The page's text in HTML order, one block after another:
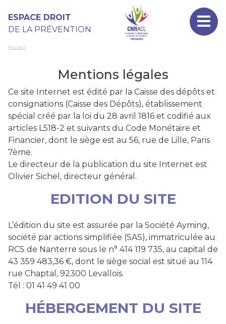
ESPACE DROIT
DE LA PRÉVENTION
Accueil
Mentions légales
Ce site Internet est édité par la Caisse des dépôts et
consignations (Caisse des Dépôts), établissement
spécial créé par la loi du 28 avril 1816 et codifié aux
articles L518-2 et suivants du Code Monétaire et
Financier, dont le siège est au 56, rue de Lille, Paris
7ème.
Le directeur de la publication du site Internet est
Olivier Sichel, directeur général.
EDITION DU SITE
L’édition du site est assurée par la Société Ayming,
société par actions simplifiée (SAS), immatriculée au
RCS de Nanterre sous le n° 414 119 735, au capital de
43 359 483,36 €, dont le siège social est situé au 114
rue Chaptal, 92300 Levallois.
Tél : 01 41 49 41 00
HÉBERGEMENT DU SITE